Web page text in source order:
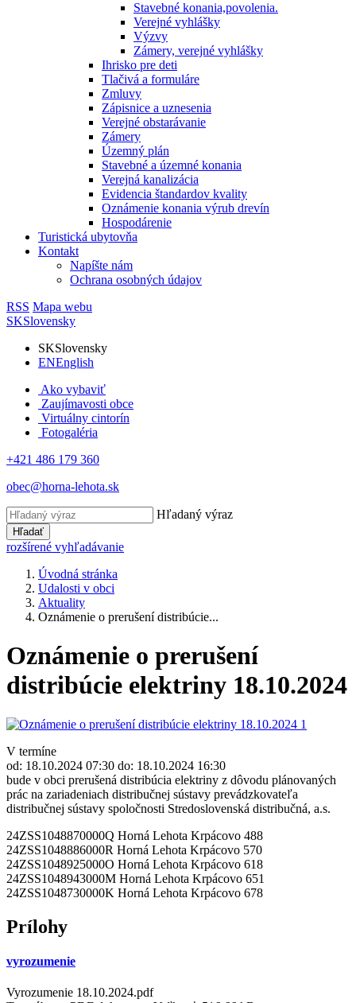
Stavebné konania,povolenia.
Verejné vyhlášky
Výzvy
Zámery, verejné vyhlášky
Ihrisko pre deti
Tlačivá a formuláre
Zmluvy
Zápisnice a uznesenia
Verejné obstarávanie
Zámery
Územný plán
Stavebné a územné konania
Verejná kanalizácia
Evidencia štandardov kvality
Oznámenie konania výrub drevín
Hospodárenie
Turistická ubytovňa
Kontakt
Napíšte nám
Ochrana osobných údajov
RSS Mapa webu
SKSlovensky
SKSlovensky
ENEnglish
Ako vybaviť
Zaujímavosti obce
Virtuálny cintorín
Fotogaléria
+421 486 179 360
obec@horna-lehota.sk
Hľadaný výraz
Hľadať
rozšírené vyhľadávanie
Úvodná stránka
Udalosti v obci
Aktuality
Oznámenie o prerušení distribúcie...
Oznámenie o prerušení
distribúcie elektriny 18.10.2024
V termíne
od: 18.10.2024 07:30 do: 18.10.2024 16:30
bude v obci prerušená distribúcia elektriny z dôvodu plánovaných
prác na zariadeniach distribučnej sústavy prevádzkovateľa
distribučnej sústavy spoločnosti Stredoslovenská distribučná, a.s.
24ZSS1048870000Q Horná Lehota Krpácovo 488
24ZSS1048886000R Horná Lehota Krpácovo 570
24ZSS1048925000O Horná Lehota Krpácovo 618
24ZSS1048943000M Horná Lehota Krpácovo 651
24ZSS1048730000K Horná Lehota Krpácovo 678
Prílohy
vyrozumenie
Vyrozumenie 18.10.2024.pdf